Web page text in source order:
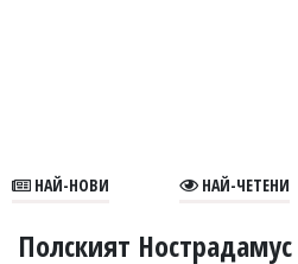
В
НАЙ-НОВИ НАЙ-ЧЕТЕНИ
Полският